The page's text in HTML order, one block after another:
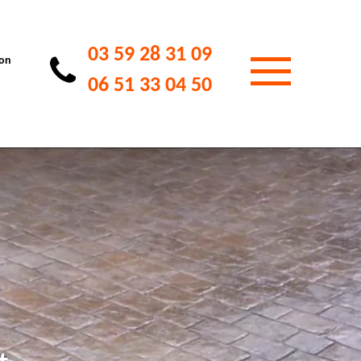
03 59 28 31 09
06 51 33 04 50